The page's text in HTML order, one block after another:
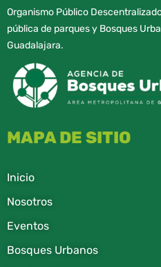
Organismo Público
pública de parques y Bosques
Guadalajara.
MAPA DE SITIO
Inicio
Nosotros
Eventos
Bosques Urbanos